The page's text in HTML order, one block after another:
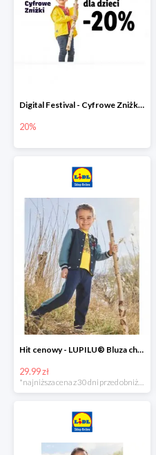
Digital Festival - Cyfrowe Zniżki Ubrania dla dzieci w Lidlu -20%
20%
Hit cenowy - LUPILU® Bluza chłopięca w stylu college
29.99 zł
*najniższa cena z 30 dni przed obniżką